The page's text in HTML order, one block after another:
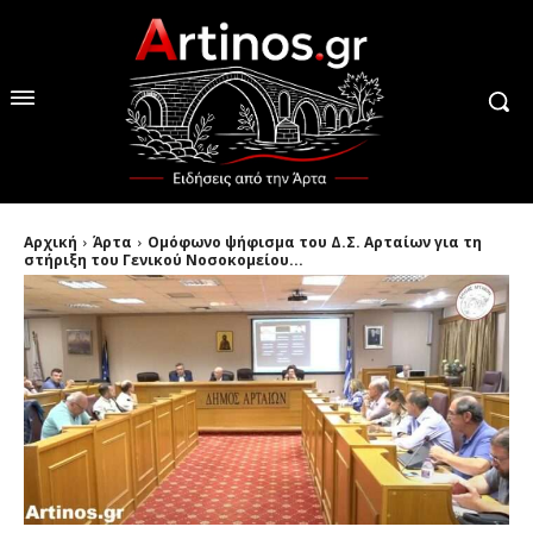
Αρχική Άρτα
Ομόφωνο ψήφισμα του Δ.Σ. Αρταίων για τη
στήριξη του Γενικού Νοσοκομείου...